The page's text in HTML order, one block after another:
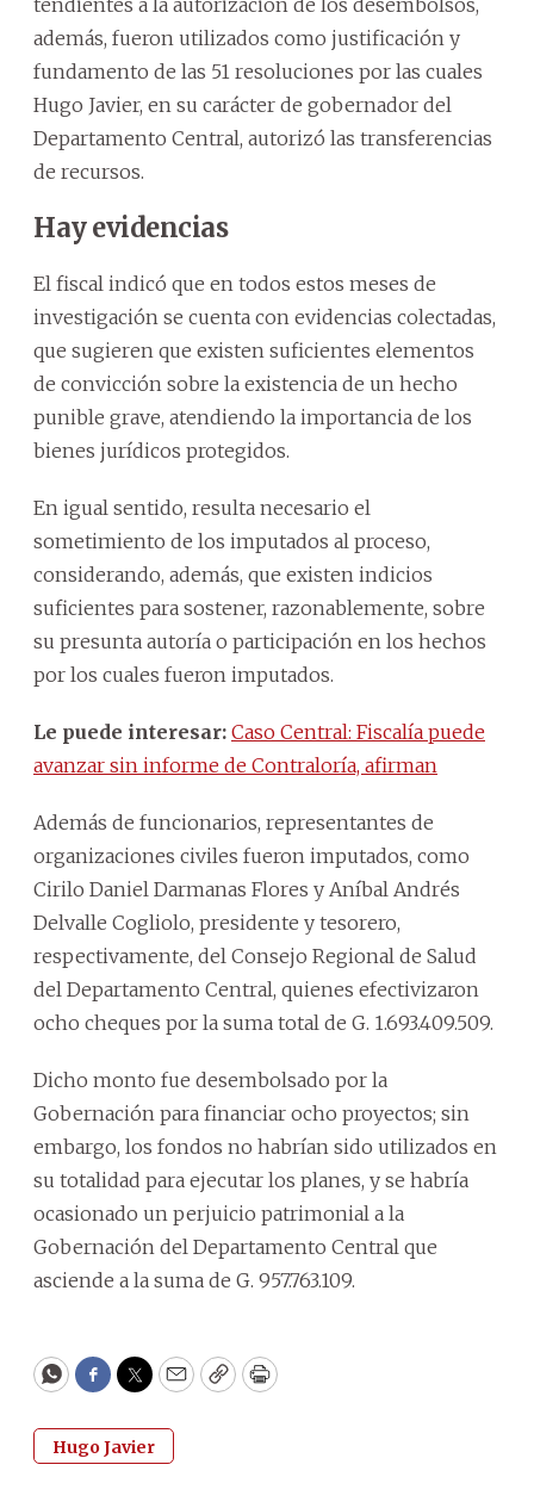
además, fueron utilizados como justificación y
fundamento de las 51 resoluciones por las cuales
Hugo Javier, en su carácter de gobernador del
Departamento Central, autorizó las transferencias
de recursos.
Hay evidencias
El fiscal indicó que en todos estos meses de
investigación se cuenta con evidencias colectadas,
que sugieren que existen suficientes elementos
de convicción sobre la existencia de un hecho
punible grave, atendiendo la importancia de los
bienes jurídicos protegidos.
En igual sentido, resulta necesario el
sometimiento de los imputados al proceso,
considerando, además, que existen indicios
suficientes para sostener, razonablemente, sobre
su presunta autoría o participación en los hechos
por los cuales fueron imputados.
Le puede interesar: Caso Central: Fiscalía puede
avanzar sin informe de Contraloría, afirman
Además de funcionarios, representantes de
organizaciones civiles fueron imputados, como
Cirilo Daniel Darmanas Flores y Aníbal Andrés
Delvalle Cogliolo, presidente y tesorero,
respectivamente, del Consejo Regional de Salud
del Departamento Central, quienes efectivizaron
ocho cheques por la suma total de G. 1.693.409.509.
Dicho monto fue desembolsado por la
Gobernación para financiar ocho proyectos; sin
embargo, los fondos no habrían sido utilizados en
su totalidad para ejecutar los planes, y se habría
ocasionado un perjuicio patrimonial a la
Gobernación del Departamento Central que
asciende a la suma de G. 957.763.109.
WhatsApp
Facebook
Twitter
EmailCopyPrint
Hugo Javier